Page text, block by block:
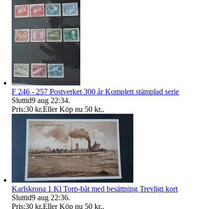
F 246 - 257 Postverket 300 år Komplett stämplad serie
Sluttid9 aug 22:34.
Pris:30 kr,Eller Köp nu 50 kr,.
Karlskrona 1 Kl Torp-båt med besättning Trevligt kort
Sluttid9 aug 22:36.
Pris:30 kr,Eller Köp nu 50 kr,.